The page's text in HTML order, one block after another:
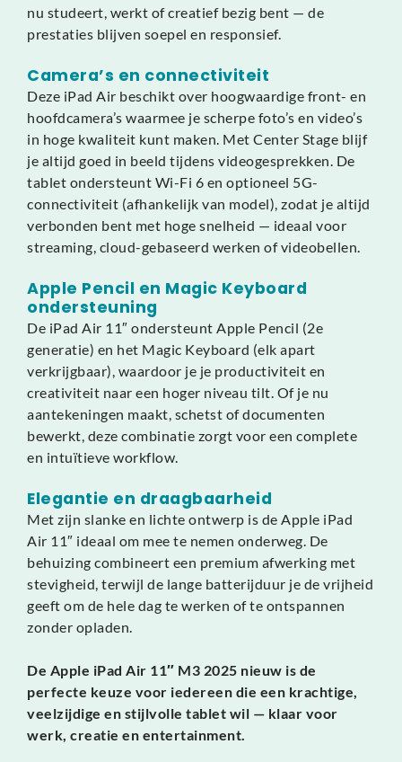
nu studeert, werkt of creatief bezig bent — de
prestaties blijven soepel en responsief.
Camera’s en connectiviteit
Deze iPad Air beschikt over hoogwaardige front- en
hoofdcamera’s waarmee je scherpe foto’s en video’s
in hoge kwaliteit kunt maken. Met Center Stage blijf
je altijd goed in beeld tijdens videogesprekken. De
tablet ondersteunt Wi-Fi 6 en optioneel 5G-
connectiviteit (afhankelijk van model), zodat je altijd
verbonden bent met hoge snelheid — ideaal voor
streaming, cloud-gebaseerd werken of videobellen.
Apple Pencil en Magic Keyboard
ondersteuning
De iPad Air 11″ ondersteunt Apple Pencil (2e
generatie) en het Magic Keyboard (elk apart
verkrijgbaar), waardoor je je productiviteit en
creativiteit naar een hoger niveau tilt. Of je nu
aantekeningen maakt, schetst of documenten
bewerkt, deze combinatie zorgt voor een complete
en intuïtieve workflow.
Elegantie en draagbaarheid
Met zijn slanke en lichte ontwerp is de Apple iPad
Air 11″ ideaal om mee te nemen onderweg. De
behuizing combineert een premium afwerking met
stevigheid, terwijl de lange batterijduur je de vrijheid
geeft om de hele dag te werken of te ontspannen
zonder opladen.
De Apple iPad Air 11″ M3 2025 nieuw is de
perfecte keuze voor iedereen die een krachtige,
veelzijdige en stijlvolle tablet wil — klaar voor
werk, creatie en entertainment.